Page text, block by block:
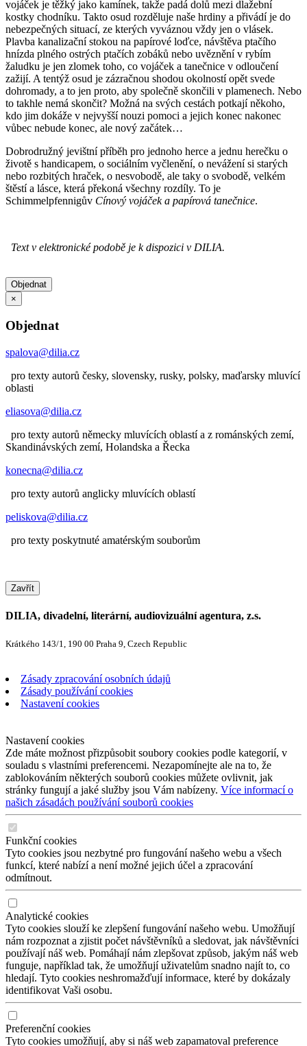
vojáček je těžký jako kamínek, takže padá dolů mezi dlažební
kostky chodníku. Takto osud rozděluje naše hrdiny a přivádí je do
nebezpečných situací, ze kterých vyváznou vždy jen o vlásek.
Plavba kanalizační stokou na papírové loďce, návštěva ptačího
hnízda plného ostrých ptačích zobáků nebo uvěznění v rybím
žaludku je jen zlomek toho, co vojáček a tanečnice v odloučení
zažijí. A tentýž osud je zázračnou shodou okolností opět svede
dohromady, a to jen proto, aby společně skončili v plamenech. Nebo
to takhle nemá skončit? Možná na svých cestách potkají někoho,
kdo jim dokáže v nejvyšší nouzi pomoci a jejich konec nakonec
vůbec nebude konec, ale nový začátek…
Dobrodružný jevištní příběh pro jednoho herce a jednu herečku o
životě s handicapem, o sociálním vyčlenění, o nevážení si starých
nebo rozbitých hraček, o nesvobodě, ale taky o svobodě, velkém
štěstí a lásce, která překoná všechny rozdíly. To je
Schimmelpfennigův Cínový vojáček a papírová tanečnice.
Text v elektronické podobě je k dispozici v DILIA.
Objednat
×
Objednat
spalova@dilia.cz
pro texty autorů česky, slovensky, rusky, polsky, maďarsky mluvící
oblasti
eliasova@dilia.cz
pro texty autorů německy mluvících oblastí a z románských zemí,
Skandinávských zemí, Holandska a Řecka
konecna@dilia.cz
pro texty autorů anglicky mluvících oblastí
peliskova@dilia.cz
pro texty poskytnuté amatérským souborům
Zavřít
DILIA, divadelní, literární, audiovizuální agentura, z.s.
Krátkého 143/1, 190 00 Praha 9, Czech Republic
Zásady zpracování osobních údajů
Zásady používání cookies
Nastavení cookies
Nastavení cookies
Zde máte možnost přizpůsobit soubory cookies podle kategorií, v
souladu s vlastními preferencemi. Nezapomínejte ale na to, že
zablokováním některých souborů cookies můžete ovlivnit, jak
stránky fungují a jaké služby jsou Vám nabízeny. Více informací o
našich zásadách používání souborů cookies
Funkční cookies
Tyto cookies jsou nezbytné pro fungování našeho webu a všech
funkcí, které nabízí a není možné jejich účel a zpracování
odmítnout.
Analytické cookies
Tyto cookies slouží ke zlepšení fungování našeho webu. Umožňují
nám rozpoznat a zjistit počet návštěvníků a sledovat, jak návštěvníci
používají náš web. Pomáhají nám zlepšovat způsob, jakým náš web
funguje, například tak, že umožňují uživatelům snadno najít to, co
hledají. Tyto cookies neshromažďují informace, které by dokázaly
identifikovat Vaši osobu.
Preferenční cookies
Tyto cookies umožňují, aby si náš web zapamatoval preference